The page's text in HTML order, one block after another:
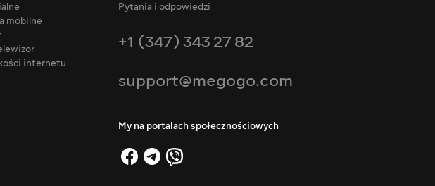
mobilne
internetu
Pytania i odpowiedzi
+1 (347) 343 27 82
support@megogo.com
My na portalach społecznościowych